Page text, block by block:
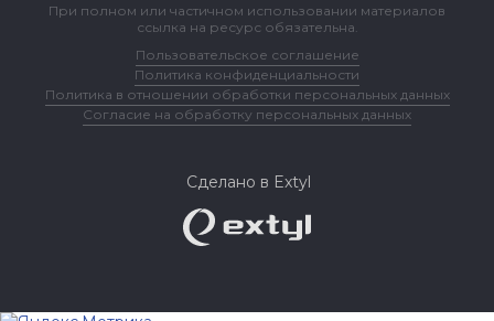
При полном или частичном использовании материалов
ссылка на ресурс обязательна.
Пользовательское соглашение
Политика конфиденциальности
Политика в отношении обработки персональных данных
Согласие на обработку персональных данных
Сделано в Extyl